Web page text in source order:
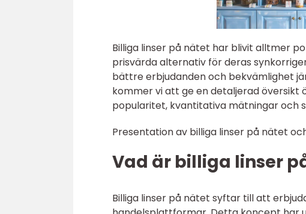
Billiga linser på nätet har blivit alltmer
prisvärda alternativ för deras
bättre erbjudanden och bekvämlighet
kommer vi att ge en detaljerad översikt
popularitet, kvantitativa mätningar och
Presentation av billiga linser på nätet
Vad är billiga linser
Billiga linser på nätet syftar till att